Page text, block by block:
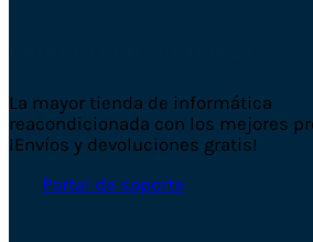
La mayor tienda de informática
reacondicionada con los mejores
¡Envíos y devoluciones gratis!
Portal de soporte